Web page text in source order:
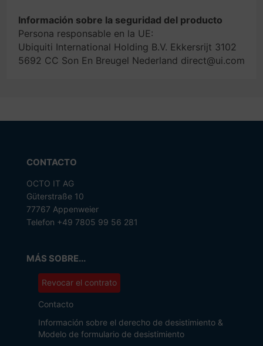
Información sobre la seguridad del producto
Persona responsable en la UE:
Ubiquiti International Holding B.V. Ekkersrijt 3102
5692 CC Son En Breugel Nederland direct@ui.com
CONTACTO
OCTO IT AG
Güterstraße 10
77767 Appenweier
Telefon +49 7805 99 56 281
MÁS SOBRE...
Revocar el contrato
Contacto
Información sobre el derecho de desistimiento &
Modelo de formulario de desistimiento